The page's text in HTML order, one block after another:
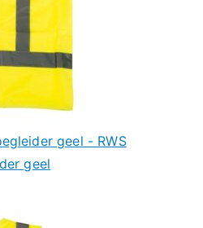
geel - RWS
geel